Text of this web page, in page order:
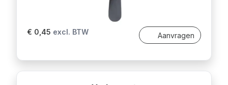
€ 0,45 excl. BTW Aanvragen